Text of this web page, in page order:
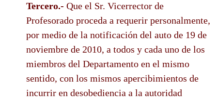
Tercero.- Que el Sr. Vicerrector de
Profesorado proceda a requerir personalmente,
por medio de la notificación del auto de 19 de
noviembre de 2010, a todos y cada uno de los
miembros del Departamento en el mismo
sentido, con los mismos apercibimientos de
incurrir en desobediencia a la autoridad